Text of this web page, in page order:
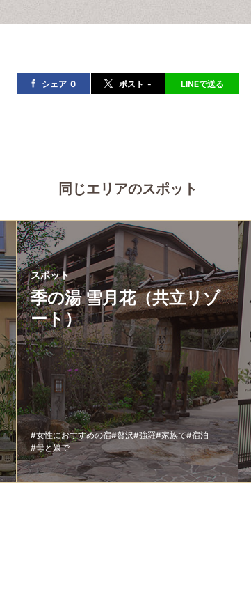
シェア 0 ポスト - LINEで送る
同じエリアのスポット
スポット
季の湯 雪月花（共立リゾ
ート）
#女性におすすめの宿#贅沢#強羅#家族で#宿泊
#母と娘で